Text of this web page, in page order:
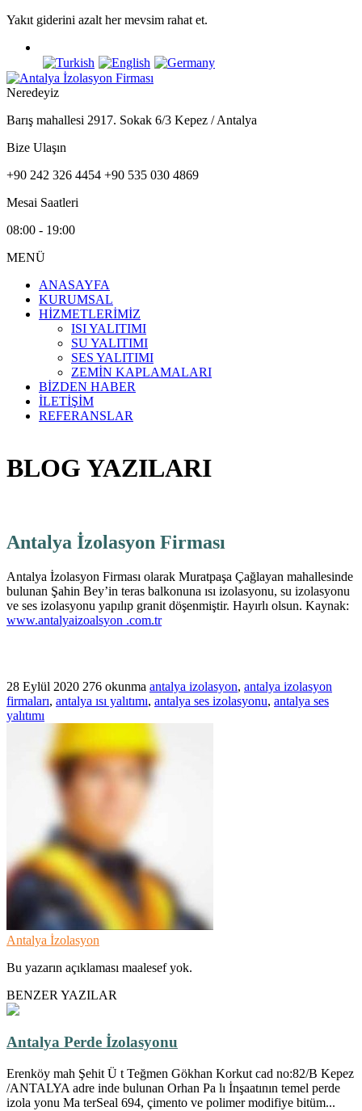
Yakıt giderini azalt her mevsim rahat et.
Neredeyiz
Barış mahallesi 2917. Sokak 6/3 Kepez / Antalya
Bize Ulaşın
+90 242 326 4454 +90 535 030 4869
Mesai Saatleri
08:00 - 19:00
MENÜ
ANASAYFA
KURUMSAL
HİZMETLERİMİZ
ISI YALITIMI
SU YALITIMI
SES YALITIMI
ZEMİN KAPLAMALARI
BİZDEN HABER
İLETİŞİM
REFERANSLAR
BLOG YAZILARI
Antalya İzolasyon Firması
Antalya İzolasyon Firması olarak Muratpaşa Çağlayan mahallesinde
bulunan Şahin Bey’in teras balkonuna ısı izolasyonu, su izolasyonu
ve ses izolasyonu yapılıp granit döşenmiştir. Hayırlı olsun. Kaynak:
www.antalyaizoalsyon .com.tr
28 Eylül 2020 276 okunma antalya izolasyon, antalya izolasyon
firmaları, antalya ısı yalıtımı, antalya ses izolasyonu, antalya ses
yalıtımı
Antalya İzolasyon
Bu yazarın açıklaması maalesef yok.
BENZER YAZILAR
Antalya Perde İzolasyonu
Erenköy mah Şehit Ü t Teğmen Gökhan Korkut cad no:82/B Kepez
/ANTALYA adre inde bulunan Orhan Pa lı İnşaatının temel perde
izola yonu Ma terSeal 694, çimento ve polimer modifiye bitüm...